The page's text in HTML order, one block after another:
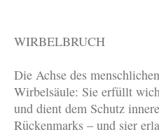
WIRBELBRUCH
Die Achse des
Wirbelsäule: Sie erfüllt
und dient dem Schutz
Rückenmarks – und sier